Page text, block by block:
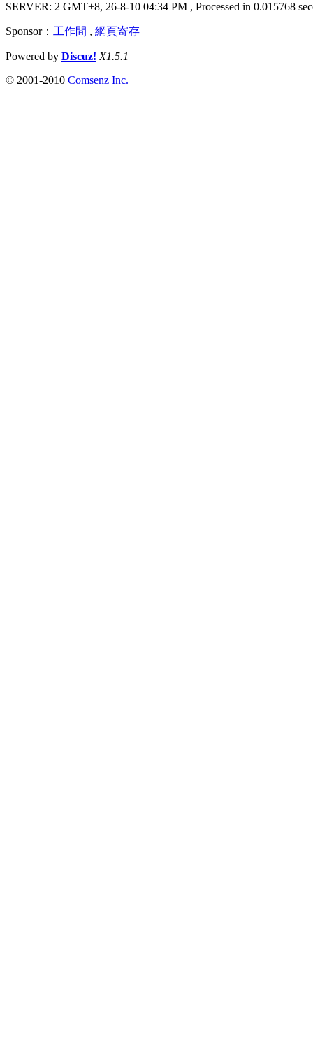
SERVER: 2 GMT+8, 26-8-10 04:34 PM , Processed in 0.015768
Sponsor： 工作間 , 網頁寄存
Powered by Discuz! X1.5.1
© 2001-2010 Comsenz Inc.